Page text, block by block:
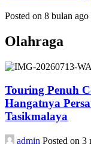
Posted on 8 bulan ago
Olahraga
Touring Penuh
Hangatnya
Tasikmalaya
admin Posted on 3